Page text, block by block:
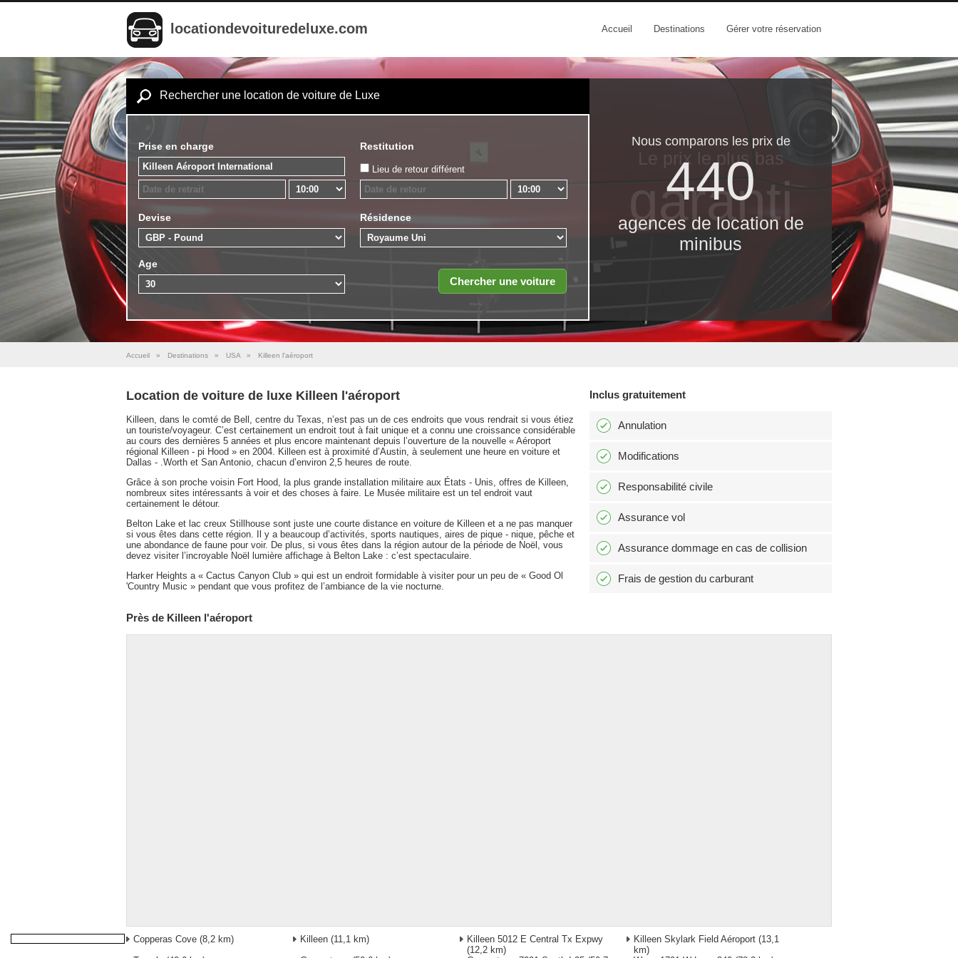
locationdevoituredeluxe.com Accueil Destinations Gérer votre réservation
Rechercher une location de voiture de Luxe
Prise en charge Restitution
Lieu de retour différent
Devise Résidence
Age
Nous comparons les prix de
440
agences de location de
minibus
Le prix le​ plus bas
garanti
Accueil » Destinations » USA » Killeen l'aéroport
Location de voiture de luxe Killeen l'aéroport
Killeen, dans le comté de Bell, centre du Texas, n’est pas un de ces endroits que vous rendrait si vous étiez
un touriste/voyageur. C’est certainement un endroit tout à fait unique et a connu une croissance considérable
au cours des dernières 5 années et plus encore maintenant depuis l’ouverture de la nouvelle « Aéroport
régional Killeen - pi Hood » en 2004. Killeen est à proximité d’Austin, à seulement une heure en voiture et
Dallas - .Worth et San Antonio, chacun d’environ 2,5 heures de route.
Grâce à son proche voisin Fort Hood, la plus grande installation militaire aux États - Unis, offres de Killeen,
nombreux sites intéressants à voir et des choses à faire. Le Musée militaire est un tel endroit vaut
certainement le détour.
Belton Lake et lac creux Stillhouse sont juste une courte distance en voiture de Killeen et a ne pas manquer
si vous êtes dans cette région. Il y a beaucoup d’activités, sports nautiques, aires de pique - nique, pêche et
une abondance de faune pour voir. De plus, si vous êtes dans la région autour de la période de Noël, vous
devez visiter l’incroyable Noël lumière affichage à Belton Lake : c’est spectaculaire.
Harker Heights a « Cactus Canyon Club » qui est un endroit formidable à visiter pour un peu de « Good Ol
'Country Music » pendant que vous profitez de l’ambiance de la vie nocturne.
Inclus gratuitement
Annulation
Modifications
Responsabilité civile
Assurance vol
Assurance dommage en cas de collision
Frais de gestion du carburant
Près de Killeen l'aéroport
Copperas Cove (8,2 km) Killeen (11,1 km)
Killeen 5012 E Central Tx Expwy
(12,2 km)
Killeen Skylark Field Aéroport (13,1
km)